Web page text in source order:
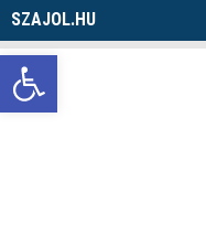
Eszköztár megnyitása
SZAJOL.HU